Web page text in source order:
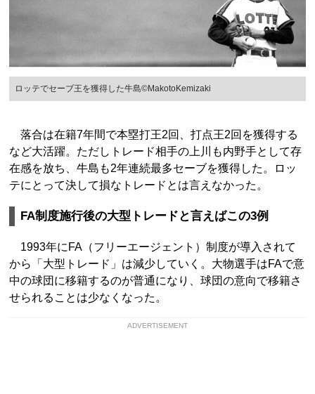
ロッテでセーブ王を獲得した牛島©MakotoKemizaki
落合は在籍7年間で本塁打王2回、打点王2回を獲得する
など大活躍。ただしトレード相手の上川も内野手として存
在感を放ち、牛島も2年連続最多セーブを獲得した。ロッ
テにとって決して損なトレードとは言えなかった。
FA制度施行後の大型トレードと言えばこの3例
1993年にFA（フリーエージェント）制度が導入されて
から「大型トレード」は減少していく。大物選手はFAで意
中の球団に移籍するのが普通になり、球団の意向で移籍さ
せられることは少なくなった。
ADVERTISEMENT